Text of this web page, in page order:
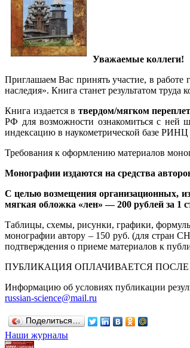
Уважаемые коллеги!
Приглашаем Вас принять участие, в работе
наследия». Книга станет результатом
Книга издается в твердом/мягком
РФ для возможности ознакомиться с ней
индексацию в наукометрической базе РИНЦ
Требования к оформлению материалов
Монографии издаются на средства
С целью возмещения организационных,
мягкая обложка «лен» — 200 рублей за 1
Таблицы, схемы, рисунки, графики, формулы
монографии автору – 150 руб. (для стран
подтверждения о приеме материалов к
ПУБЛИКАЦИЯ ОПЛАЧИВАЕТСЯ
Информацию об условиях публикации
russian-science@mail.ru
Поделиться…
Наши журналы